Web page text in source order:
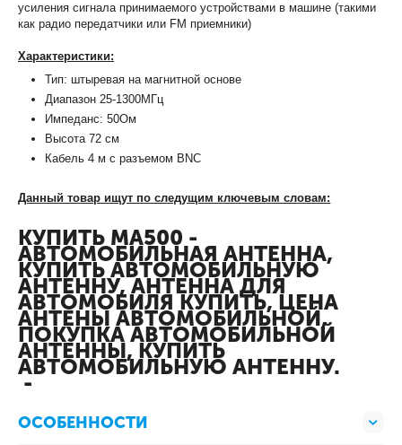
усиления сигнала принимаемого устройствами в машине (такими
как радио передатчики или FM приемники)
Характеристики:
Тип: штыревая на магнитной основе
Диапазон 25-1300МГц
Импеданс: 50Ом
Высота 72 см
Кабель 4 м с разъемом BNC
Данный товар ищут по следущим ключевым словам:
КУПИТЬ MA500 -
АВТОМОБИЛЬНАЯ АНТЕННА,
КУПИТЬ АВТОМОБИЛЬНУЮ
АНТЕННУ, АНТЕННА ДЛЯ
АВТОМОБИЛЯ КУПИТЬ, ЦЕНА
АНТЕНЫ АВТОМОБИЛЬНОЙ,
ПОКУПКА АВТОМОБИЛЬНОЙ
АНТЕННЫ, КУПИТЬ
АВТОМОБИЛЬНУЮ АНТЕННУ.
-
ОСОБЕННОСТИ